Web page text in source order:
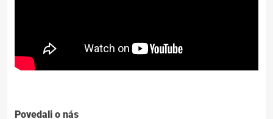
Povedali o nás